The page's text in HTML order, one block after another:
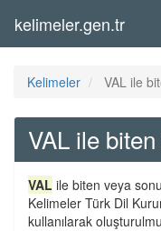
kelimeler.gen.tr
Kelimeler VAL ile
VAL ile
VAL ile biten veya
Kelimeler Türk Dil
kullanılarak